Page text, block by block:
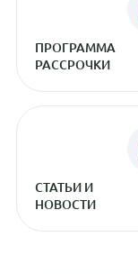
ПРОГРАММА
РАССРОЧКИ
СТАТЬИ И
НОВОСТИ